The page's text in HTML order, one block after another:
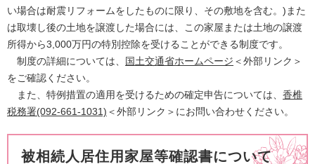
い場合は耐震リフォームをしたものに限り、その敷地を含む。)また
は取壊し後の土地を譲渡した場合には、この家屋または土地の譲渡
所得から3,000万円の特別控除を受けることができる制度です。
制度の詳細については、
国土交通省ホームページ ＜外部リンク＞
をご確認ください。
また、特例措置の適用を受けるための確定申告については、 香椎
税務署(092-661-1031) ＜外部リンク＞ にお問い合わせください。
被相続人居住用家屋等確認書について